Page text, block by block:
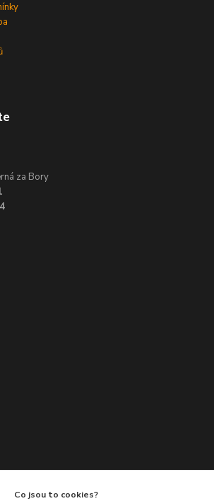
za Bory
Co jsou to cookies?